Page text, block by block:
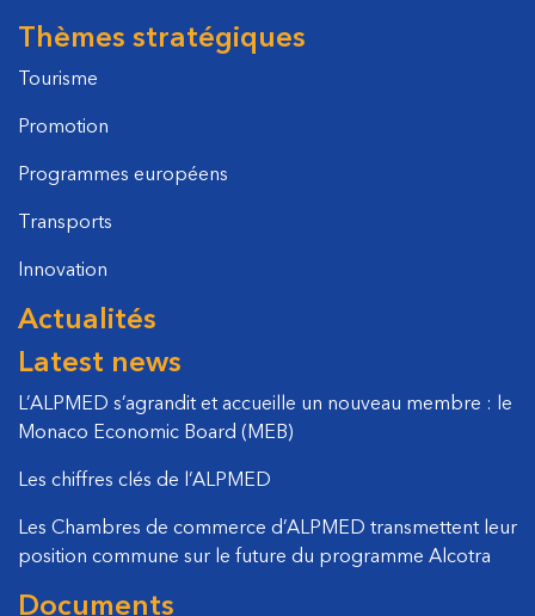
Thèmes stratégiques
Tourisme
Promotion
Programmes européens
Transports
Innovation
Actualités
Latest news
L’ALPMED s’agrandit et accueille un nouveau membre : le
Monaco Economic Board (MEB)
Les chiffres clés de l’ALPMED
Les Chambres de commerce d’ALPMED transmettent leur
position commune sur le future du programme Alcotra
Documents